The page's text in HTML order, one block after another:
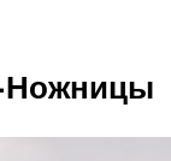
Ножницы